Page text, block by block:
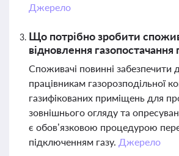
Джерело
Що потрібно зробити
відновлення газопостачання
Споживачі повинні забезпечити
працівникам газорозподільної
газифікованих приміщень для
зовнішнього огляду та
є обов’язковою процедурою
підключенням газу. Джерело